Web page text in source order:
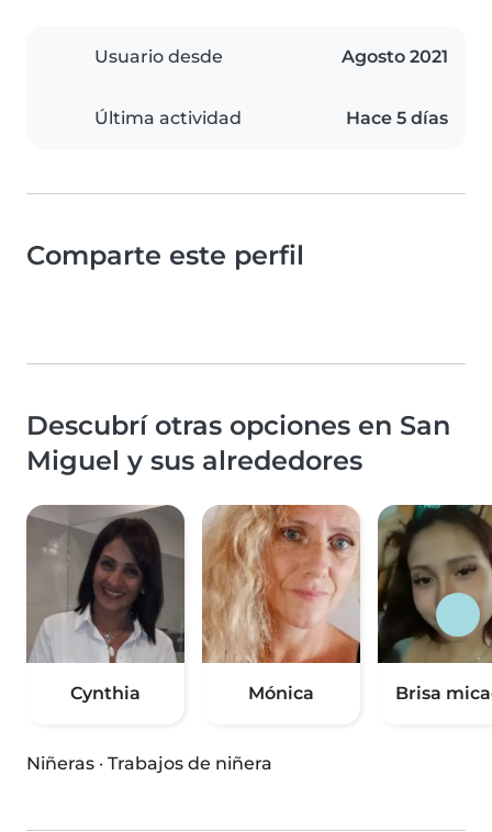
Usuario desde Agosto 2021
Última actividad Hace 5 días
Comparte este perfil
Descubrí otras opciones en San
Miguel y sus alrededores
Cynthia Mónica Brisa
Niñeras · Trabajos de niñera